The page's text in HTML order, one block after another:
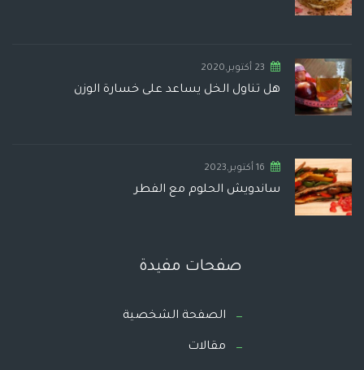
23 أكتوبر,2020
هل تناول الخل يساعد على خسارة الوزن
16 أكتوبر,2023
ساندويش الحلوم مع الفطر
صفحات مفيدة
الصفحة الشخصية
مقالات